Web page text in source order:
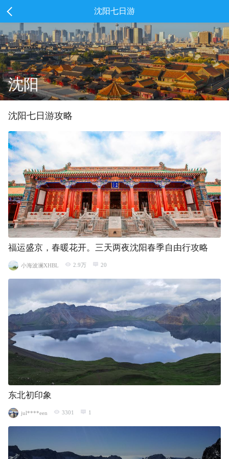
沈阳七日游
沈阳
沈阳七 日游攻略
福运盛京，春暖花开。三天两夜沈阳春季自由行攻略
小海波澜XHBL 2.9万 20
东北初印象
jul****een 3301 1